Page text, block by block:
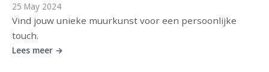
25 May 2024
Vind jouw unieke muurkunst voor een persoonlijke
touch.
Lees meer →